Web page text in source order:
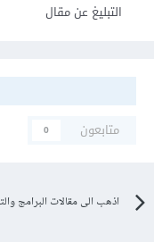
التبليغ عن مقال
متابعون
0
اذهب الى مقالات البرامج